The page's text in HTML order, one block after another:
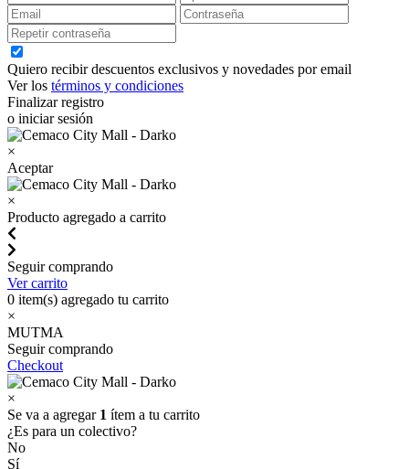
Quiero recibir descuentos exclusivos y novedades por email
Ver los términos y condiciones
Finalizar registro
o iniciar sesión
×
Aceptar
×
Producto agregado a carrito
Seguir comprando
Ver carrito
0 item(s) agregado tu carrito
×
MUTMA
Seguir comprando
Checkout
×
Se va a agregar 1 ítem a tu carrito
¿Es para un colectivo?
No
Sí